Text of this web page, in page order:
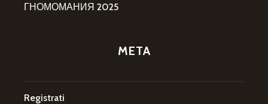
ГНОМОМАНИЯ 2025
META
Registrati